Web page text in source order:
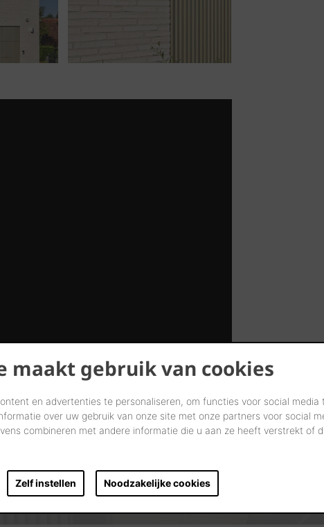
maakt gebruik van cookies
en advertenties te personaliseren, om functies voor social
over uw gebruik van onze site met onze partners voor social
combineren met andere informatie die u aan ze heeft verstrekt of
Zelf instellen Noodzakelijke cookies